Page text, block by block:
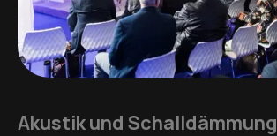
Akustik und Schalldämmung